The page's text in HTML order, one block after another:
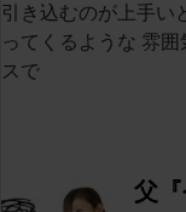
引き込むのが上手い
ってくるような 雰
スで
父